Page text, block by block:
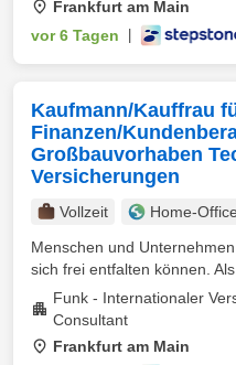
Frankfurt am Main
vor 6 Tagen
Kaufmann/Kauffrau
Finanzen/
Großbauvorhaben
Versicherungen
Vollzeit Home-Office
Menschen und
sich frei entfalten können.
Funk - Internationaler
Consultant
Frankfurt am Main